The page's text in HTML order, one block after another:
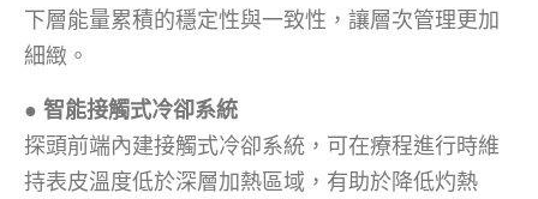
下層能量累積的穩定性與一致性，讓層次管理更加
細緻。
● 智能接觸式冷卻系統
探頭前端內建接觸式冷卻系統，可在療程進行時維
持表皮溫度低於深層加熱區域，有助於降低灼熱